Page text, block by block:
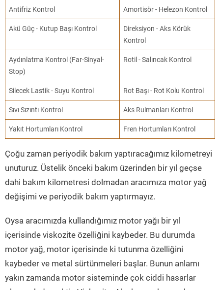
Antifriz Kontrol Amortisör - Helezon Kontrol
Akü Güç - Kutup Başı Kontrol
Direksiyon - Aks Körük
Kontrol
Aydınlatma Kontrol (Far-Sinyal-
Stop)
Rotil - Salıncak Kontrol
Silecek Lastik - Suyu Kontrol Rot Başı - Rot Kolu Kontrol
Sıvı Sızıntı Kontrol Aks Rulmanları Kontrol
Yakıt Hortumları Kontrol Fren Hortumları Kontrol
Çoğu zaman periyodik bakım yaptıracağımız kilometreyi
unuturuz. Üstelik önceki bakım üzerinden bir yıl geçse
dahi bakım kilometresi dolmadan aracımıza motor yağ
değişimi ve periyodik bakım yaptırmayız.
Oysa aracımızda kullandığımız motor yağı bir yıl
içerisinde viskozite özelliğini kaybeder. Bu durumda
motor yağ, motor içerisinde ki tutunma özelliğini
kaybeder ve metal sürtünmeleri başlar. Bunun anlamı
yakın zamanda motor sisteminde çok ciddi hasarlar